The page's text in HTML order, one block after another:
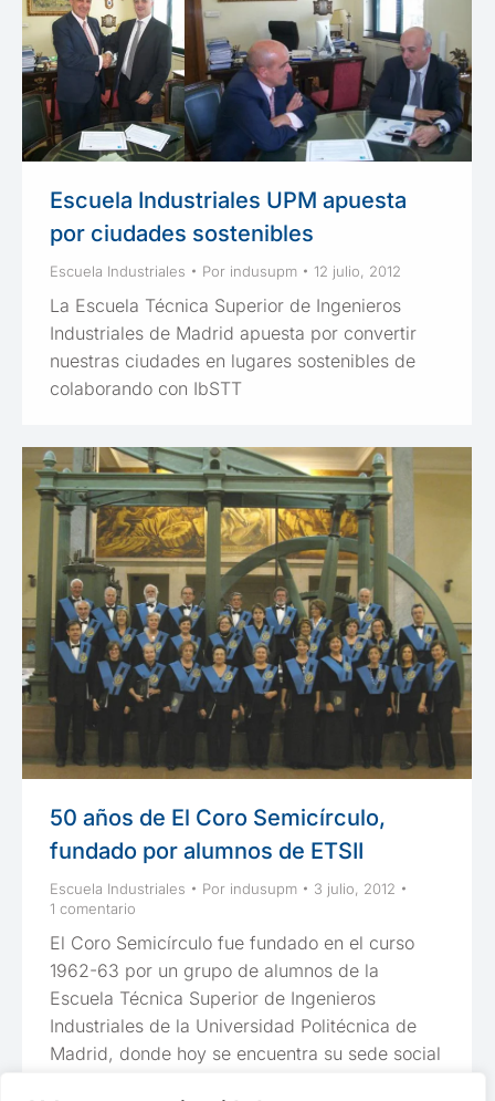
Escuela Industriales UPM apuesta
por ciudades sostenibles
Escuela Industriales Por indusupm 12 julio, 2012
La Escuela Técnica Superior de Ingenieros
Industriales de Madrid apuesta por convertir
nuestras ciudades en lugares sostenibles de
colaborando con IbSTT
50 años de El Coro Semicírculo,
fundado por alumnos de ETSII
Escuela Industriales Por indusupm
3 julio, 2012
1 comentario
El Coro Semicírculo fue fundado en el curso
1962-63 por un grupo de alumnos de la
Escuela Técnica Superior de Ingenieros
Industriales de la Universidad Politécnica de
Madrid, donde hoy se encuentra su sede social